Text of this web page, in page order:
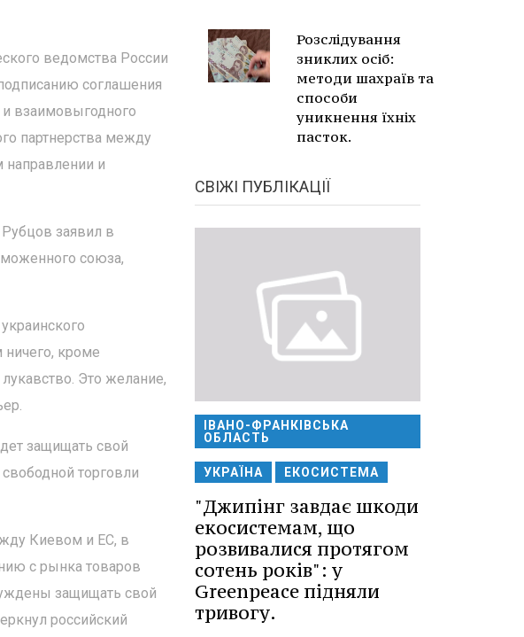
ведомства России
соглашения
взаимовыгодного
партнерства между
направлении и
заявил в
союза,
кроме
Это желание,
защищать свой
торговли
Киевом и ЕС, в
с рынка товаров
защищать свой
российский
Розслідування
зниклих осіб:
методи шахраїв та
способи
уникнення їхніх
пасток.
СВІЖІ ПУБЛІКАЦІЇ
ІВАНО-ФРАНКІВСЬКА
ОБЛАСТЬ
УКРАЇНА ЕКОСИСТЕМА
"Джипінг завдає шкоди
екосистемам, що
розвивалися протягом
сотень років": у
Greenpeace підняли
тривогу.